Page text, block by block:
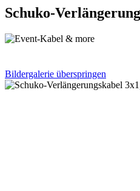
Schuko-
Bildergalerie überspringen